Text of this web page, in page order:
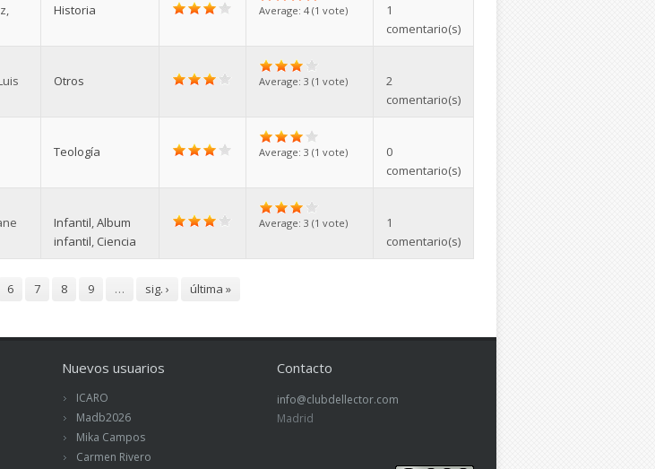
Historia Average: 4 (1 vote)
1
comentario(s)
Otros Average: 3 (1 vote)
2
comentario(s)
Teología Average: 3 (1 vote)
0
comentario(s)
Infantil Album
infantil Ciencia
Average: 3 (1 vote)
1
comentario(s)
6 7 8 9 … sig. › última »
Nuevos usuarios
ICARO
Madb2026
Mika Campos
Carmen Rivero
Contacto
info@clubdellector.com
Madrid